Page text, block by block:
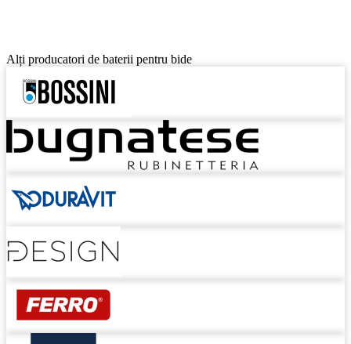
Alți producatori de baterii pentru bide